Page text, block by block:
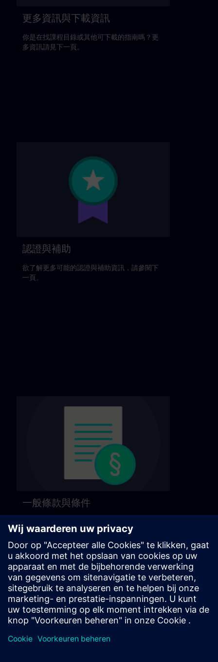
更多資訊與下載資訊
你是在找課程目錄或其他可下載的指南嗎？更
多資訊請見下一頁。
認證與補助
欲了解更多可能的認證與補助資訊，請參閱下
一頁。
一般條款與條件